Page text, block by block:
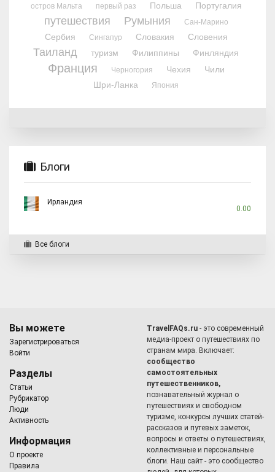
остров Мальта
первый раз Польша Португалия
путешествия Румыния Сан-Марино
Сербия Сингапур Словакия Словения
Таиланд туризм Филиппины Финляндия
Франция Черногория Чехия
Чили
Шри-Ланка
Япония
Блоги
Ирландия
0.00
Все блоги
Вы можете
Зарегистрироваться
Войти
Разделы
Статьи
Рубрикатор
Люди
Активность
Информация
О проекте
Правила
TravelFAQs.ru - это современный
медиа-проект о путешествиях по
странам мира. Включает:
сообщество
самостоятельных
путешественников,
познавательный журнал о
путешествиях и свободном
туризме, конкурсы лучших статей-
рассказов и путевых заметок,
вопросы и ответы о путешествиях,
коллективные и персональные
блоги. Наш сайт - это сообщество